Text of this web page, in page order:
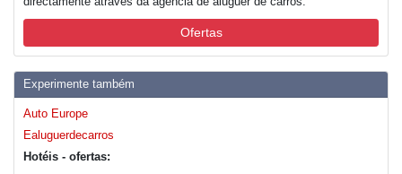
Ofertas
Experimente também
Auto Europe
Ealuguerdecarros
Hotéis - ofertas: